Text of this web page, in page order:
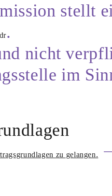
stellt
.
nicht
im
zu gelangen.